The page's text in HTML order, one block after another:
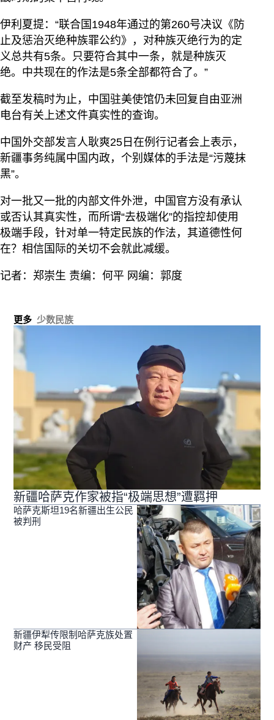
伊利夏提：“联合国1948年通过的第260号决议《防
止及惩治灭绝种族罪公约》，对种族灭绝行为的定
义总共有5条。只要符合其中一条，就是种族灭
绝。中共现在的作法是5条全部都符合了。”
截至发稿时为止，中国驻美使馆仍未回复自由亚洲
电台有关上述文件真实性的查询。
中国外交部发言人耿爽25日在例行记者会上表示，
新疆事务纯属中国内政，个别媒体的手法是“污蔑抹
黑”。
对一批又一批的内部文件外泄，中国官方没有承认
或否认其真实性，而所谓“去极端化”的指控却使用
极端手段，针对单一特定民族的作法，其道德性何
在？相信国际的关切不会就此减缓。
记者：郑崇生 责编：何平 网编：郭度
更多 少数民族
新疆哈萨克作家被指“极端思想”遭羁押
哈萨克斯坦19名新疆出生公民
被判刑
新疆伊犁传限制哈萨克族处置
财产 移民受阻